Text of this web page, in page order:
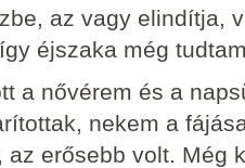
az vagy elindítja,
éjszaka még
a nővérem és a
nekem a
az erősebb volt. Még